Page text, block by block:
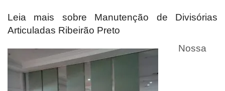
Leia mais sobre Manutenção de Divisórias
Articuladas Ribeirão Preto
Nossa